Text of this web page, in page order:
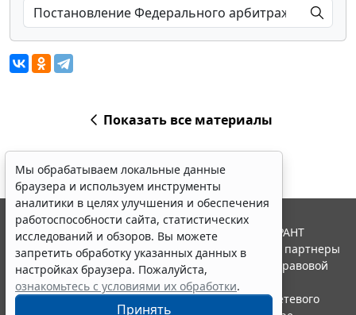
Показать все материалы
Мы обрабатываем локальные данные
браузера и используем инструменты
аналитики в целях улучшения и обеспечения
работоспособности сайта, статистических
исследований и обзоров. Вы можете
запретить обработку указанных данных в
настройках браузера. Пожалуйста,
ознакомьтесь с условиями их обработки.
Принять
© ООО "НПП "ГАРАНТ-СЕРВИС", 2026. Система ГАРАНТ
выпускается с 1990 года. Компания "Гарант" и ее партнеры
являются участниками Российской ассоциации правовой
информации ГАРАНТ.
Портал ГАРАНТ.РУ зарегистрирован в качестве сетевого